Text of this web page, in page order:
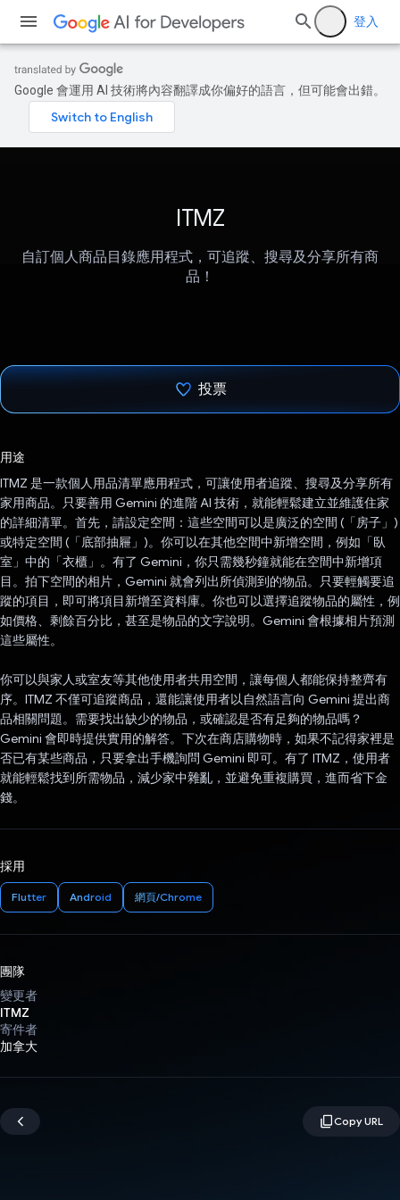
登入
Google 會運用 AI 技術將內容翻譯成你偏好的語言，但可能會出錯。
ITMZ
自訂個人商品目錄應用程式，可追蹤、搜尋及分享所有商
品！
投票
用途
ITMZ 是一款個人用品清單應用程式，可讓使用者追蹤、搜尋及分享所有
家用商品。只要善用 Gemini 的進階 AI 技術，就能輕鬆建立並維護住家
的詳細清單。首先，請設定空間：這些空間可以是廣泛的空間 (「房子」)
或特定空間 (「底部抽屜」)。你可以在其他空間中新增空間，例如「臥
室」中的「衣櫃」。有了 Gemini，你只需幾秒鐘就能在空間中新增項
目。拍下空間的相片，Gemini 就會列出所偵測到的物品。只要輕觸要追
蹤的項目，即可將項目新增至資料庫。你也可以選擇追蹤物品的屬性，例
如價格、剩餘百分比，甚至是物品的文字說明。Gemini 會根據相片預測
這些屬性。
你可以與家人或室友等其他使用者共用空間，讓每個人都能保持整齊有
序。ITMZ 不僅可追蹤商品，還能讓使用者以自然語言向 Gemini 提出商
品相關問題。需要找出缺少的物品，或確認是否有足夠的物品嗎？
Gemini 會即時提供實用的解答。下次在商店購物時，如果不記得家裡是
否已有某些商品，只要拿出手機詢問 Gemini 即可。有了 ITMZ，使用者
就能輕鬆找到所需物品，減少家中雜亂，並避免重複購買，進而省下金
錢。
採用
Flutter Android 網頁/Chrome
團隊
變更者
ITMZ
寄件者
加拿大